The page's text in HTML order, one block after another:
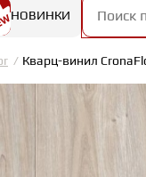
НОВИНКИ
Кварц-винил